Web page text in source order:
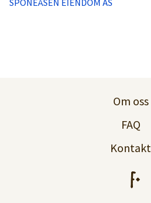
Om oss
FAQ
Kontakt